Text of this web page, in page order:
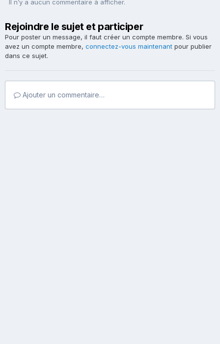
Il n’y a aucun commentaire à afficher.
Rejoindre le sujet et participer
Pour poster un message, il faut créer un compte membre. Si vous
avez un compte membre, connectez-vous maintenant pour publier
dans ce sujet.
Ajouter un commentaire…